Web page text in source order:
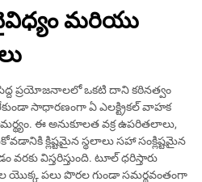
మరియు
ప్రయోజనాలలో ఒకటి దాని కఠినత్వం
సాధారణంగా ఏ ఎలక్ట్రికల్ వాహక
ఈ అనుకూలత వక్ర ఉపరితలాలు,
క్లిష్టమైన స్థలాలు సహా సంక్లిష్టమైన
విస్తరిస్తుంది. టూల్ ధరిస్తారు
యొక్క పలు పొరల గుండా సమర్థవంతంగా